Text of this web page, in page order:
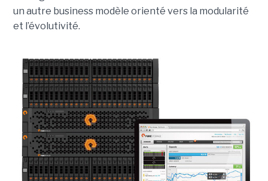
un autre business modèle orienté vers la modularité
et l’évolutivité.